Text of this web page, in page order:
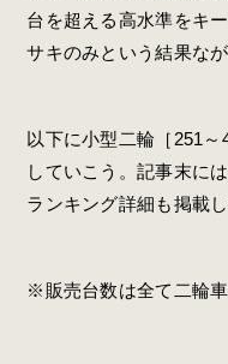
台を超える高水準をキ
サキのみという結果な
以下に小型二輪［251
していこう。記事末に
ランキング詳細も掲載し
※販売台数は全て二輪